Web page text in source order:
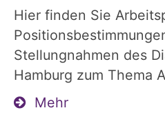
Hier finden Sie
Stellungnahmen des
Hamburg zum Thema
Mehr